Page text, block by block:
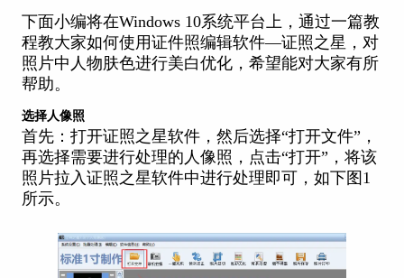
下面小编将在Windows 10系统平台上，通过一篇教
程教大家如何使用证件照编辑软件—证照之星，对
照片中人物肤色进行美白优化，希望能对大家有所
帮助。
选择人像照
首先：打开证照之星软件，然后选择“打开文件”，
再选择需要进行处理的人像照，点击“打开”，将该
照片拉入证照之星软件中进行处理即可，如下图1
所示。